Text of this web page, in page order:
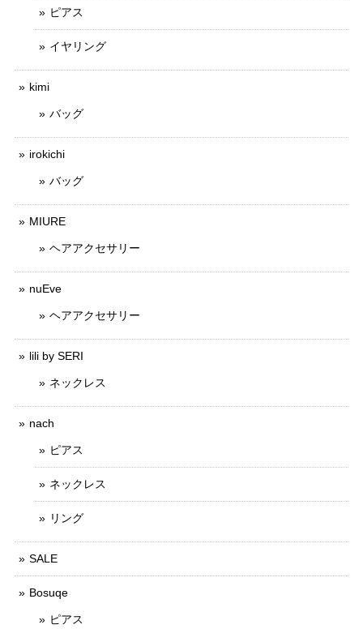
ピアス
イヤリング
kimi
バッグ
irokichi
バッグ
MIURE
ヘアアクセサリー
nuEve
ヘアアクセサリー
lili by SERI
ネックレス
nach
ピアス
ネックレス
リング
SALE
Bosuqe
ピアス